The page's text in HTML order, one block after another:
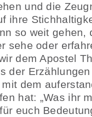
und die
ihre
so weit gehen,
sehe oder
dem Apostel
der
dem
hat: „Was ihr
euch